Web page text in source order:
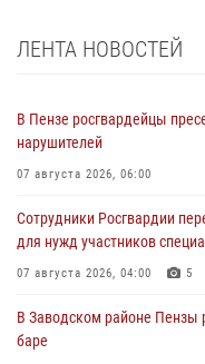
ЛЕНТА НОВОСТЕЙ
В Пензе росгвардейцы
нарушителей
07 августа 2026, 06:00
Сотрудники Росгвардии
для нужд участников
07 августа 2026, 04:00 5
В Заводском районе Пензы
баре